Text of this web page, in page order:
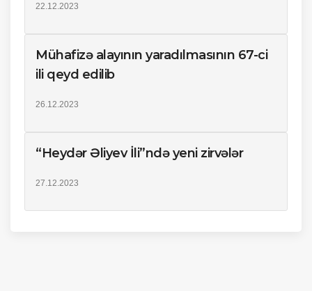
22.12.2023
Mühafizə alayının yaradılmasının 67-ci
ili qeyd edilib
26.12.2023
“Heydər Əliyev İli”ndə yeni zirvələr
27.12.2023